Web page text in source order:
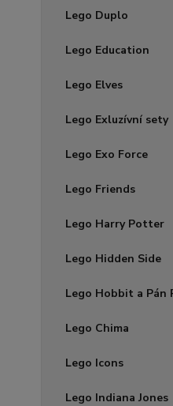
Lego Duplo
Lego Education
Lego Elves
Lego Exluzívní sety
Lego Exo Force
Lego Friends
Lego Harry Potter
Lego Hidden Side
Lego Hobbit a Pán
Lego Chima
Lego Icons
Lego Indiana Jones